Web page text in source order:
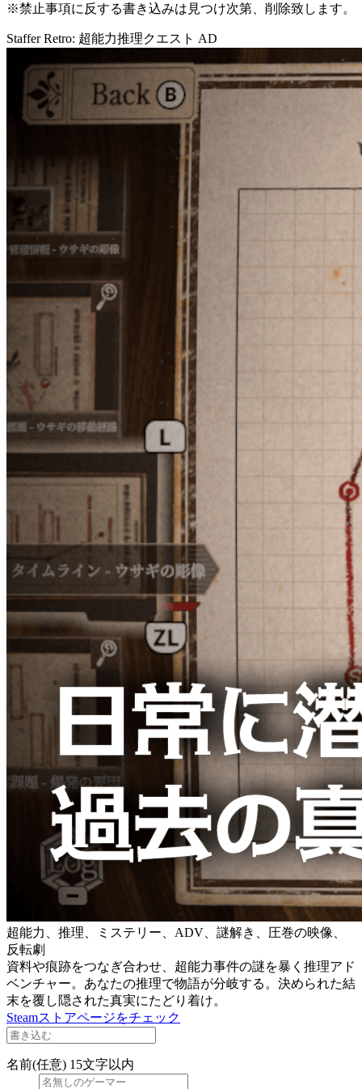
※禁止事項に反する書き込みは見つけ次第、削除致します。
Staffer Retro: 超能力推理クエスト AD
超能力、推理、ミステリー、ADV、謎解き、圧巻の映像、
反転劇
資料や痕跡をつなぎ合わせ、超能力事件の謎を暴く推理アド
ベンチャー。あなたの推理で物語が分岐する。決められた結
末を覆し隠された真実にたどり着け。
Steamストアページをチェック
名前(任意) 15文字以内